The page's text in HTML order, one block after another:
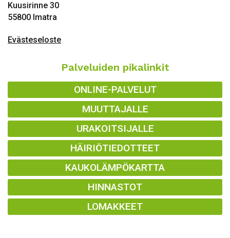
Kuusirinne 30
55800 Imatra
Evästeseloste
Palveluiden pikalinkit
ONLINE-PALVELUT
MUUTTAJALLE
URAKOITSIJALLE
HÄIRIÖTIEDOTTEET
KAUKOLÄMPÖKARTTA
HINNASTOT
LOMAKKEET